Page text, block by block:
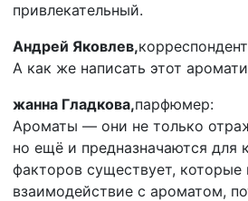
привлекательный.
Андрей Яковлев,
А как же написать этот
жанна Гладкова,парфюмер:
Ароматы — они не только
но ещё и предназначаются для
факторов существует,
взаимодействие с ароматом,